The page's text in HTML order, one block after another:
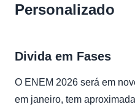
Personalizado
Divida em Fases
O ENEM 2026 será em
em janeiro, tem